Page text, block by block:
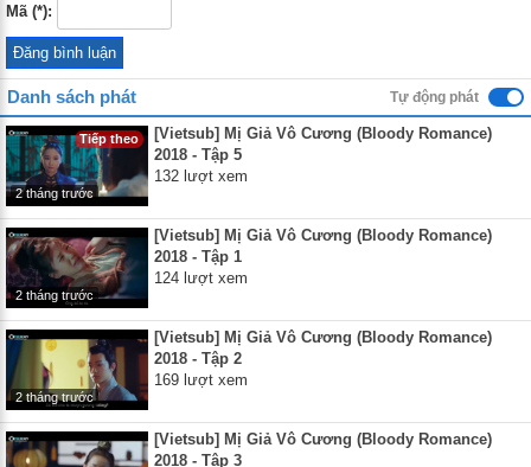
Mã (*):
Danh sách phát Tự động phát
Tiếp theo
2 tháng trước
[Vietsub] Mị Giả Vô Cương (Bloody Romance)
2018 - Tập 5
132 lượt xem
2 tháng trước
[Vietsub] Mị Giả Vô Cương (Bloody Romance)
2018 - Tập 1
124 lượt xem
2 tháng trước
[Vietsub] Mị Giả Vô Cương (Bloody Romance)
2018 - Tập 2
169 lượt xem
[Vietsub] Mị Giả Vô Cương (Bloody Romance)
2018 - Tập 3